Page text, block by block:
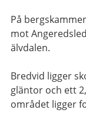
På
mot
älvdalen.
Bredvid ligger
gläntor och ett
området ligger